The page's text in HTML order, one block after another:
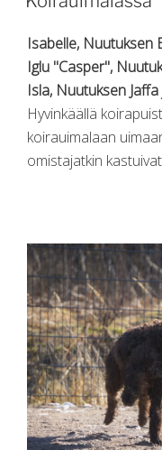
Isabelle, Nuutuksen
Iglu "Casper",
Isla, Nuutuksen
Hyvinkäällä
koirauimalaan
omistajatkin